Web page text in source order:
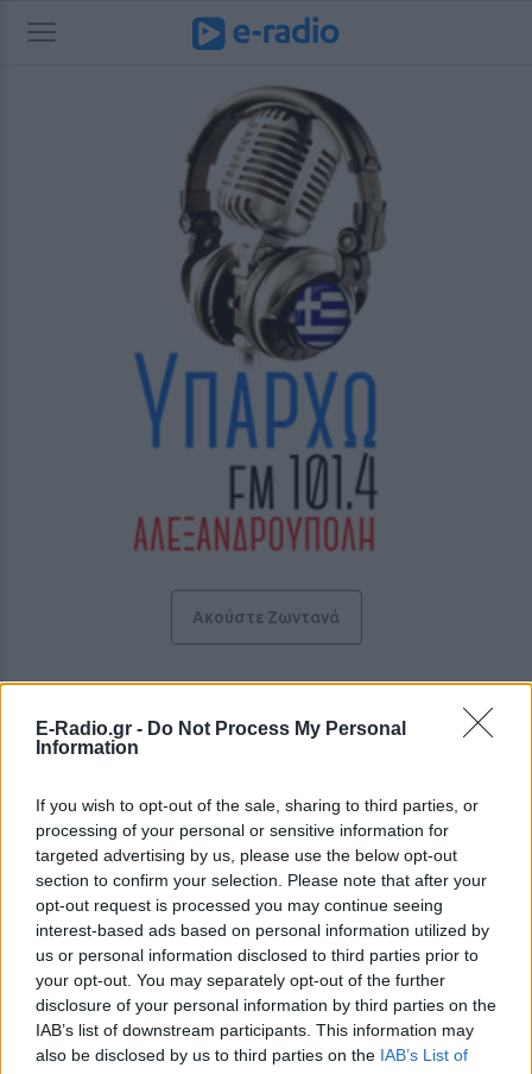
E-Radio.gr - Do Not Process My Personal
Information
If you wish to opt-out of the sale, sharing to third parties, or
processing of your personal or sensitive information for
targeted advertising by us, please use the below opt-out
section to confirm your selection. Please note that after your
opt-out request is processed you may continue seeing
interest-based ads based on personal information utilized by
us or personal information disclosed to third parties prior to
your opt-out. You may separately opt-out of the further
disclosure of your personal information by third parties on the
IAB’s list of downstream participants. This information may
also be disclosed by us to third parties on the IAB’s List of
Ακούστε Ζωντανά
Υπάρχω 101.4
Ακολουθήστε τον σταθμό στα social media:
Facebook account
Ελληνικά Λαϊκά-Greek music
Αλεξανδρούπολη
-Θράκη
Studio: +30 2551029100
Τηλ: +30 6940990100
Director: Παυλίδης Κωνσταντίνος
Περιγραφή Σταθμού